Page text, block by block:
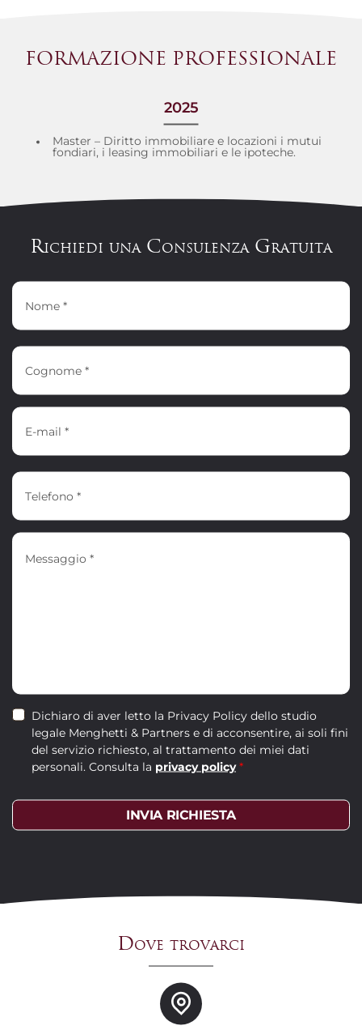
FORMAZIONE PROFESSIONALE
2025
Master – Diritto immobiliare e locazioni i mutui
fondiari, i leasing immobiliari e le ipoteche.
Richiedi una Consulenza Gratuita
Dichiaro di aver letto la Privacy Policy dello studio
legale Menghetti & Partners e di acconsentire, ai soli fini
del servizio richiesto, al trattamento dei miei dati
personali. Consulta la privacy policy *
INVIA RICHIESTA
Dove trovarci